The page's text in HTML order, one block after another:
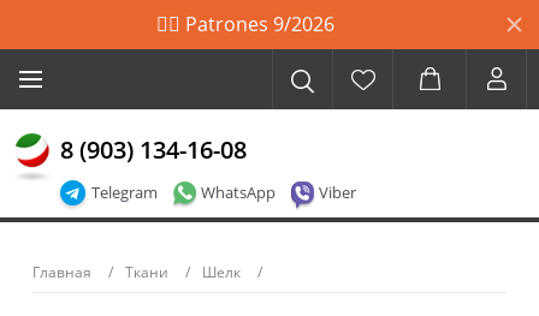
🙋‍♀️ Patrones 9/2026
Telegram WhatsApp Viber
8 (903) 134-16-08
Главная Ткани Шелк